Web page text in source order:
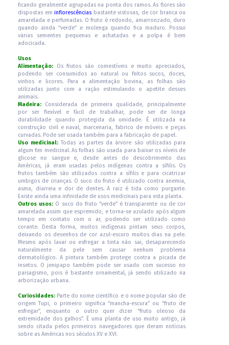
ficando geralmente agrupadas na ponta dos ramos. As flores são
dispostas em inflorescências bastante vistosas, de cor branca ou
amarelada e perfumadas. O fruto é redondo, amarronzado, duro
quando ainda “verde” e molenga quando fica maduro. Possui
várias sementes pequenas e achatadas e a polpa é bem
adocicada.
Usos
Alimentação: Os frutos são comestíveis e muito apreciados,
podendo ser consumidos ao natural ou feitos sucos, doces,
vinhos e licores. Para a alimentação bovina, as folhas são
utilizadas junto com a ração estimulando o apetite desses
animais.
Madeira: Considerada de primeira qualidade, principalmente
por ser flexível e fácil de trabalhar, pode ser de longa
durabilidade quando protegida da umidade. É utilizada na
construção civil e naval, marcenaria, fabrico de móveis e peças
curvadas. Pode ser usada também para a fabricação de papel.
Uso medicinal:Todas as partes da árvore são utilizadas para
algum fim medicinal. As folhas são usada para baixar os níveis de
glicose no sangue e, desde antes do descobrimento das
Américas, já eram usadas pelos indígenas contra a sífilis. Os
frutos também são utilizados contra a sífilis e para cicatrizar
umbigos de crianças. O suco do fruto é utilizado contra anemia,
asma, diarreia e dor de dentes. A raiz é tida como purgante.
Existe ainda uma infinidade de usos medicinais para esta planta.
Outros usos: O suco do fruto “verde” é transparente ou de cor
amarelada assim que espremido, e torna-se azulado após algum
tempo em contato com o ar, podendo ser utilizado como
corante. Desta forma, muitos indígenas pintam seus corpos,
deixando os desenhos de cor azul-escuro muitos dias na pele.
Mesmo após lavar ou esfregar a tinta não sai, desaparecendo
naturalmente da pele sem causar nenhum problema
dermatológico. A pintura também protege contra a picada de
insetos. O jenipapo também pode ser usado com sucesso no
paisagismo, pois é bastante ornamental, já sendo utilizado na
arborização urbana.
Curiosidades: Parte do nome científico e o nome popular são de
origem Tupi, o primeiro significa “mancha-escura” ou “fruto de
esfregar”, enquanto o outro quer dizer “fruto oleoso da
extremidade dos galhos”. É uma planta de uso muito antigo, já
sendo citada pelos primeiros navegadores que deram notícias
sobre as Américas nos séculos XV e XVI.